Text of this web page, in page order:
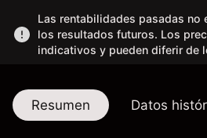
Las rentabilidades pasadas no
los resultados futuros. Los
indicativos y pueden diferir de
Resumen Datos